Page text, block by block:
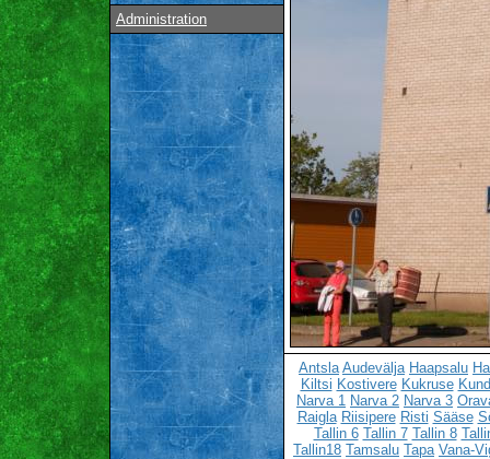
Administration
Antsla Audevälja Haapsalu
Kiltsi Kostivere Kukruse
Narva 1 Narva 2 Narva 3
Raigla Riisipere Risti Sääse
Tallin 6 Tallin 7 Tallin 8
Tallin18 Tamsalu Tapa Vana-